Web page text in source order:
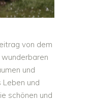
von dem
und
Leben und
schönen und